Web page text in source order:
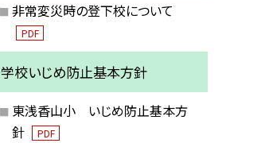
非常変災時の登下校について
PDF
学校いじめ防止基本方針
東浅香山小 いじめ防止基本方
針
PDF